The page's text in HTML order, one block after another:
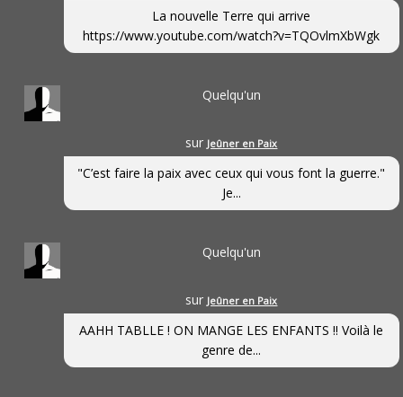
La nouvelle Terre qui arrive
https://www.youtube.com/watch?v=TQOvlmXbWgk
Quelqu'un
sur Jeûner en Paix
"C’est faire la paix avec ceux qui vous font la guerre."
Je...
Quelqu'un
sur Jeûner en Paix
AAHH TABLLE ! ON MANGE LES ENFANTS !! Voilà le
genre de...